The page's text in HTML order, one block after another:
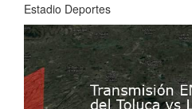
Estadio Deportes